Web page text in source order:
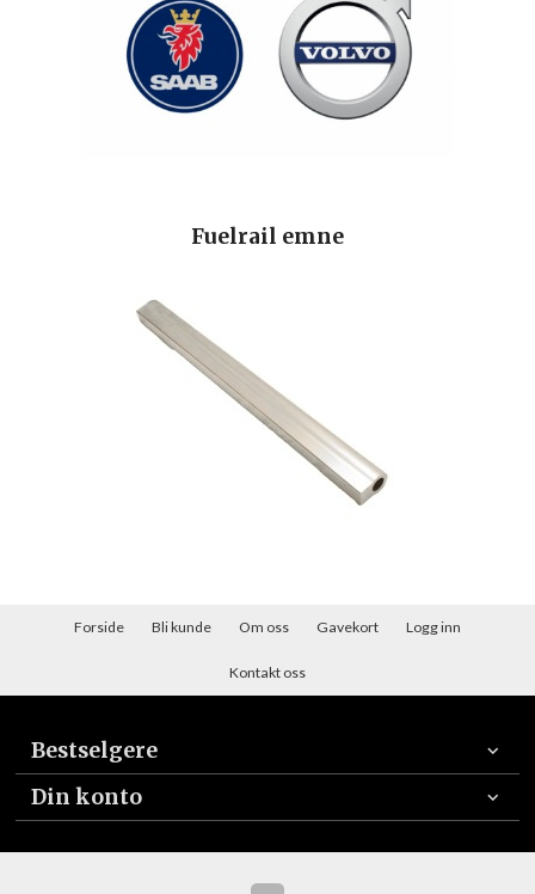
Fuelrail emne
Forside Bli kunde Om oss Gavekort Logg inn
Kontakt oss
Bestselgere
Din konto